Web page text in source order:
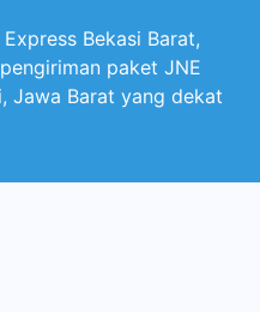
Bekasi Barat,
paket JNE
Jawa Barat yang dekat